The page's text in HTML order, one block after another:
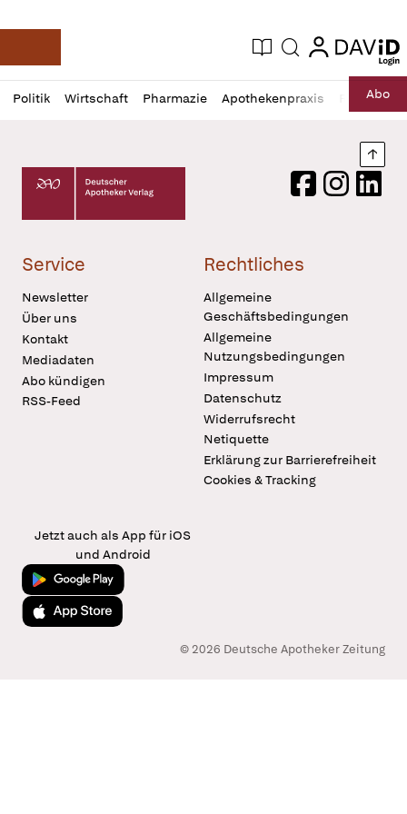
Deutsche Apotheker Zeitung
Aktuelle Ausgabe
Suche login
login
Politik Wirtschaft Pharmazie Apothekenpraxis RechtAbo
Profil
öffnen
Daz
Pur
Deutscher Apotheker Verlag Logo
FacebookInstagram
Service
Newsletter
Über uns
Kontakt
Mediadaten
Abo kündigen
RSS-Feed
Rechtliches
Allgemeine
Geschäftsbedingungen
Allgemeine
Nutzungsbedingungen
Impressum
Datenschutz
Widerrufsrecht
Netiquette
Erklärung zur Barrierefreiheit
Cookies & Tracking
Jetzt auch als App für iOS
und Android
Jetzt bei Google Play
Laden im App Store
© 2026 Deutsche Apotheker Zeitung